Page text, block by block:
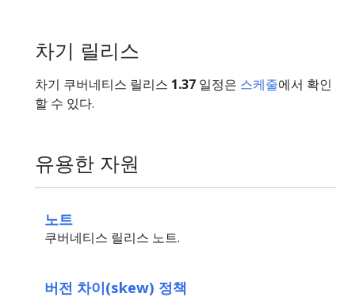
차기 릴리스
차기 쿠버네티스 릴리스 1.37 일정은 스케줄에서 확인
할 수 있다.
유용한 자원
노트
쿠버네티스 릴리스 노트.
버전 차이(skew) 정책